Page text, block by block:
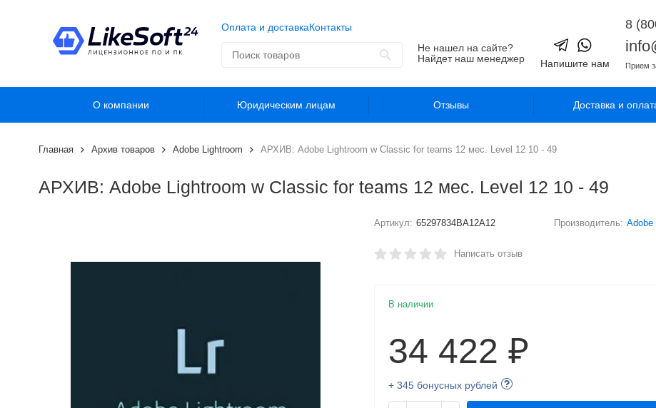
Оплата и доставкаКонтакты
Не нашел на сайте?
Найдет наш менеджер
Напишите нам
8
Прием
О компании Юридическим лицам Отзывы Доставка и
Главная Архив товаров Adobe Lightroom АРХИВ: Adobe Lightroom w Classic for teams 12 мес. Level 12 10 - 49
АРХИВ: Adobe Lightroom w Classic for teams 12 мес. Level 12 10 - 49
Артикул: 65297834BA12A12 Производитель: Adobe
Написать отзыв
В наличии
34 422 ₽
+ 345 бонусных рублей